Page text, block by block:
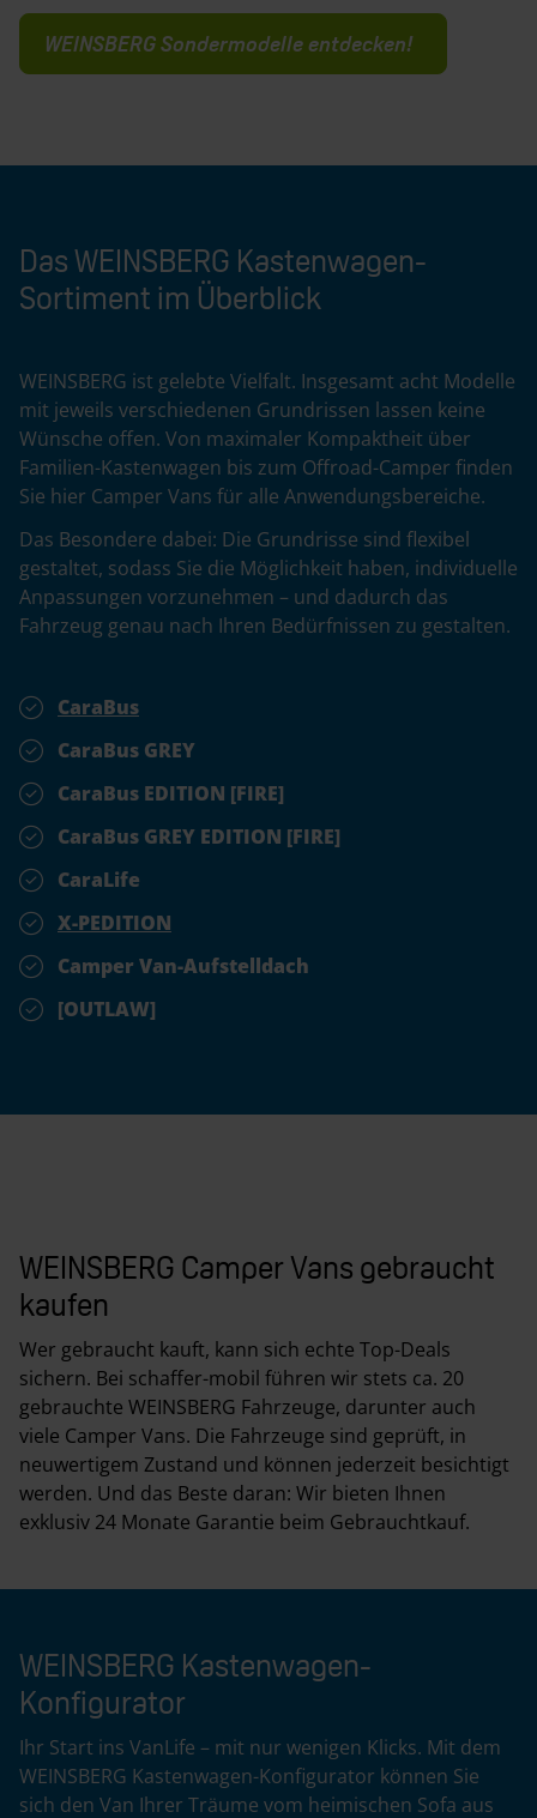
WEINSBERG Sondermodelle entdecken!
Das WEINSBERG Kastenwagen-
Sortiment im Überblick
WEINSBERG ist gelebte Vielfalt. Insgesamt acht Modelle
mit jeweils verschiedenen Grundrissen lassen keine
Wünsche offen. Von maximaler Kompaktheit über
Familien-Kastenwagen bis zum Offroad-Camper finden
Sie hier Camper Vans für alle Anwendungsbereiche.
Das Besondere dabei: Die Grundrisse sind flexibel
gestaltet, sodass Sie die Möglichkeit haben, individuelle
Anpassungen vorzunehmen – und dadurch das
Fahrzeug genau nach Ihren Bedürfnissen zu gestalten.
CaraBus
CaraBus GREY
CaraBus EDITION [FIRE]
CaraBus GREY EDITION [FIRE]
CaraLife
X-PEDITION
Camper Van-Aufstelldach
[OUTLAW]
WEINSBERG Camper Vans gebraucht
kaufen
Wer gebraucht kauft, kann sich echte Top-Deals
sichern. Bei schaffer-mobil führen wir stets ca. 20
gebrauchte WEINSBERG Fahrzeuge, darunter auch
viele Camper Vans. Die Fahrzeuge sind geprüft, in
neuwertigem Zustand und können jederzeit besichtigt
werden. Und das Beste daran: Wir bieten Ihnen
exklusiv 24 Monate Garantie beim Gebrauchtkauf.
WEINSBERG Kastenwagen-
Konfigurator
Ihr Start ins VanLife – mit nur wenigen Klicks. Mit dem
WEINSBERG Kastenwagen-Konfigurator können Sie
sich den Van Ihrer Träume vom heimischen Sofa aus